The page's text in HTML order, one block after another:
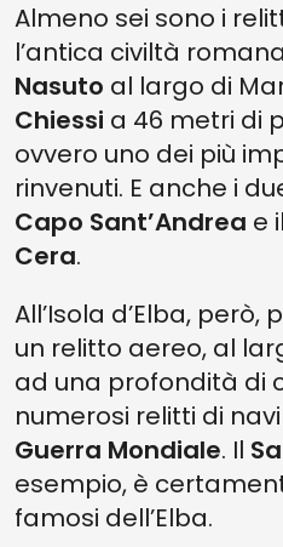
Almeno sei sono i
l’antica civiltà
Nasuto al largo di
Chiessi a 46 metri di
ovvero uno dei più
rinvenuti. E anche i
Capo Sant’Andrea e
Cera.
All’Isola d’Elba,
un relitto aereo, al
ad una profondità di
numerosi relitti di
Guerra Mondiale. Il
esempio, è
famosi dell’Elba.